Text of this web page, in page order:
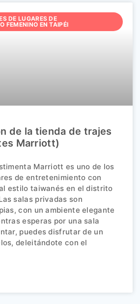
DE LUGARES DE
FEMENINO EN TAIPÉI
de la tienda de trajes
Marriott)
Marriott es uno de los
de entretenimiento con
estilo taiwanés en el distrito
salas privadas son
con un ambiente elegante
esperas por una sala
puedes disfrutar de un
deleitándote con el